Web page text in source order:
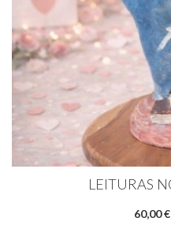
LEITURAS
60,00 €